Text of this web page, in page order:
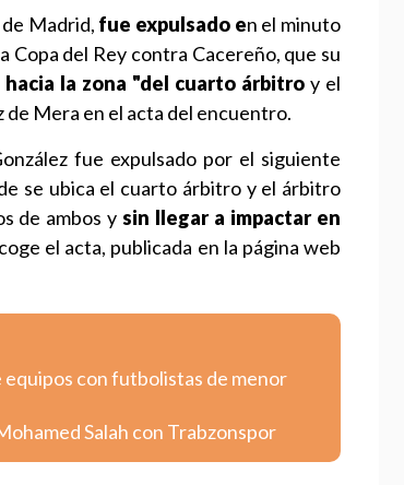
Madrid, fue expulsado en el minuto
Copa del Rey contra Cacereño, que su
hacia la zona "del cuarto árbitroy el
Mera en el acta del encuentro.
fue expulsado por el siguiente
se ubica el cuarto árbitro y el árbitro
de ambos ysin llegar a impactar en
el acta, publicada en la página web
con futbolistas de menor
Salah con Trabzonspor